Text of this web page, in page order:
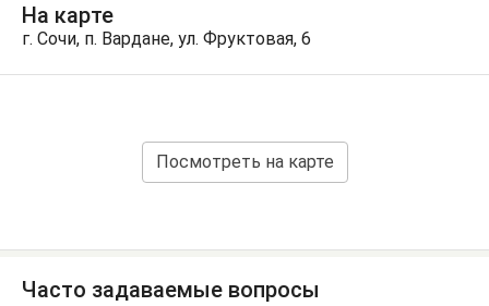
На карте
г. Сочи, п. Вардане, ул. Фруктовая, 6
Посмотреть на карте
Часто задаваемые вопросы